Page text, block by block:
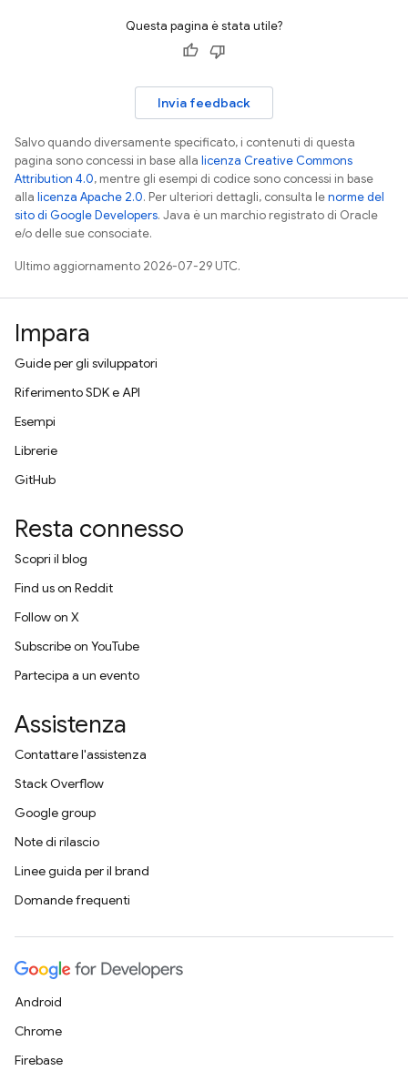
Questa pagina è stata utile?
Invia feedback
Salvo quando diversamente specificato, i contenuti di questa
pagina sono concessi in base alla licenza Creative Commons
Attribution 4.0, mentre gli esempi di codice sono concessi in base
alla licenza Apache 2.0. Per ulteriori dettagli, consulta lenorme del
sito di Google Developers. Java è un marchio registrato di Oracle
e/o delle sue consociate.
Ultimo aggiornamento 2026-07-29 UTC.
Impara
Guide per gli sviluppatori
Riferimento SDK e API
Esempi
Librerie
GitHub
Resta connesso
Scopri il blog
Find us on Reddit
Follow on X
Subscribe on YouTube
Partecipa a un evento
Assistenza
Contattare l'assistenza
Stack Overflow
Google group
Note di rilascio
Linee guida per il brand
Domande frequenti
Android
Chrome
Firebase